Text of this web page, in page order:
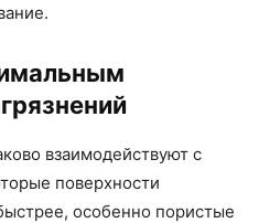
взаимодействуют с
поверхности
особенно пористые